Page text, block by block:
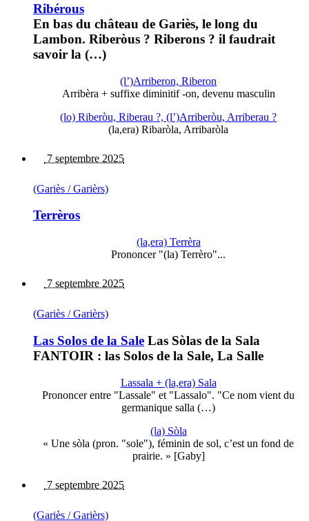
Ribérous
En bas du château de Gariès, le long du
Lambon. Riberòus ? Riberons ? il faudrait
savoir la (…)
(l’)Arriberon, Riberon
Arribèra + suffixe diminitif -on, devenu masculin
(lo) Riberòu, Riberau ?, (l’)Arriberòu, Arriberau ?
(la,era) Ribaròla, Arribaròla
7 septembre 2025
(Gariès / Garièrs)
Terrèros
(la,era) Terrèra
Prononcer "(la) Terrèro"...
7 septembre 2025
(Gariès / Garièrs)
Las Solos de la Sale Las Sòlas de la Sala
FANTOIR : las Solos de la Sale, La Salle
Lassala + (la,era) Sala
Prononcer entre "Lassale" et "Lassalo". "Ce nom vient du
germanique salla (…)
(la) Sòla
« Une sòla (pron. "sole"), féminin de sol, c’est un fond de
prairie. » [Gaby]
7 septembre 2025
(Gariès / Garièrs)